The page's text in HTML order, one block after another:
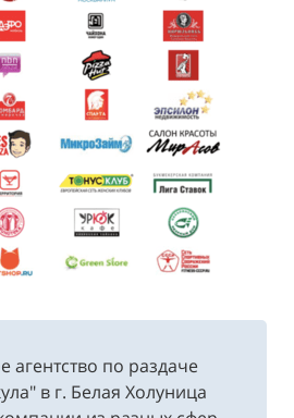
агентство по раздаче
в г. Белая Холуница